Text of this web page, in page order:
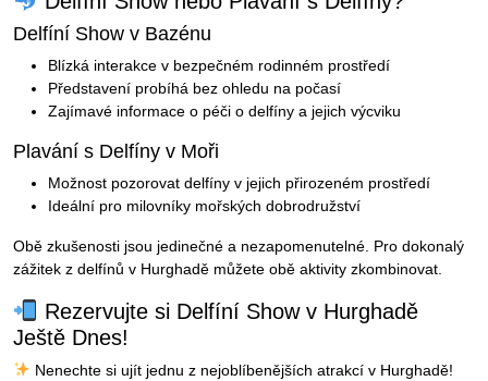
Delfíní Show v Bazénu
Blízká interakce v bezpečném rodinném prostředí
Představení probíhá bez ohledu na počasí
Zajímavé informace o péči o delfíny a jejich výcviku
Plavání s Delfíny v Moři
Možnost pozorovat delfíny v jejich přirozeném prostředí
Ideální pro milovníky mořských dobrodružství
Obě zkušenosti jsou jedinečné a nezapomenutelné. Pro dokonalý
zážitek z delfínů v Hurghadě můžete obě aktivity zkombinovat.
Rezervujte si Delfíní Show v Hurghadě
Ještě Dnes!
Nenechte si ujít jednu z nejoblíbenějších atrakcí v Hurghadě!